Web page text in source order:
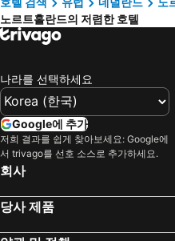
투어리스트 인 버짓 호텔 - 호스텔
호텔 더 네이버스 마그놀리아
부티크 호텔 라 벨 뷰
nhow Amsterdam RAI
암라스 그랜드 호텔 프란츠 할스
Corendon Amsterdam Schiphol Airport, a Tribute Portfolio Hotel
나디아 호텔 암스테르담
ibis budget Amsterdam Airport
노르트홀란드의 저렴한 호텔
나라를 선택하세요
Google에 추가
저희 결과를 쉽게 찾아보세요: Google에
서 trivago를 선호 소스로 추가하세요.
회사
당사 제품